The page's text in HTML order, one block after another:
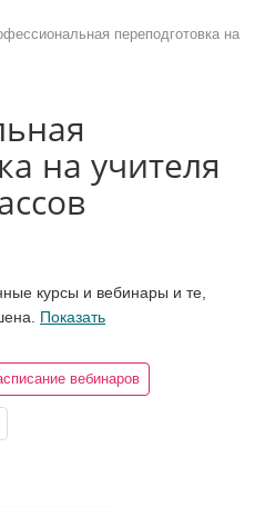
переподготовка на
на учителя
курсы и вебинары и те,
Показать
вебинаров